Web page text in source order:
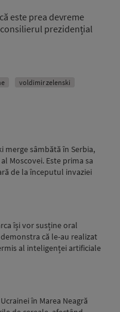
este prea devreme
prezidențial
voldimir zelenski
merge sâmbătă în Serbia,
Moscovei. Este prima sa
de la începutul invaziei
își vor susține oral
că le-au realizat
al inteligenței artificiale
în Marea Neagră